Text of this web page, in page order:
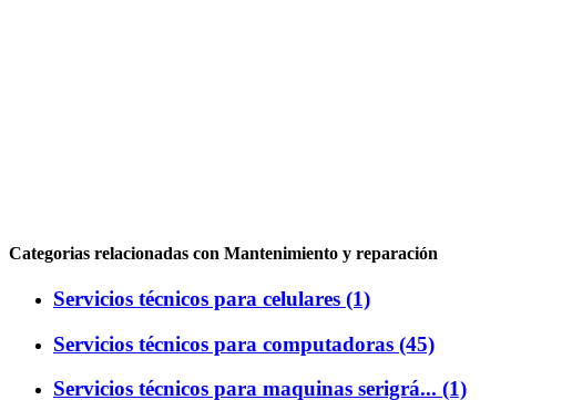
Categorias relacionadas con Mantenimiento y reparación
Servicios técnicos para celulares (1)
Servicios técnicos para computadoras (45)
Servicios técnicos para maquinas serigrá... (1)